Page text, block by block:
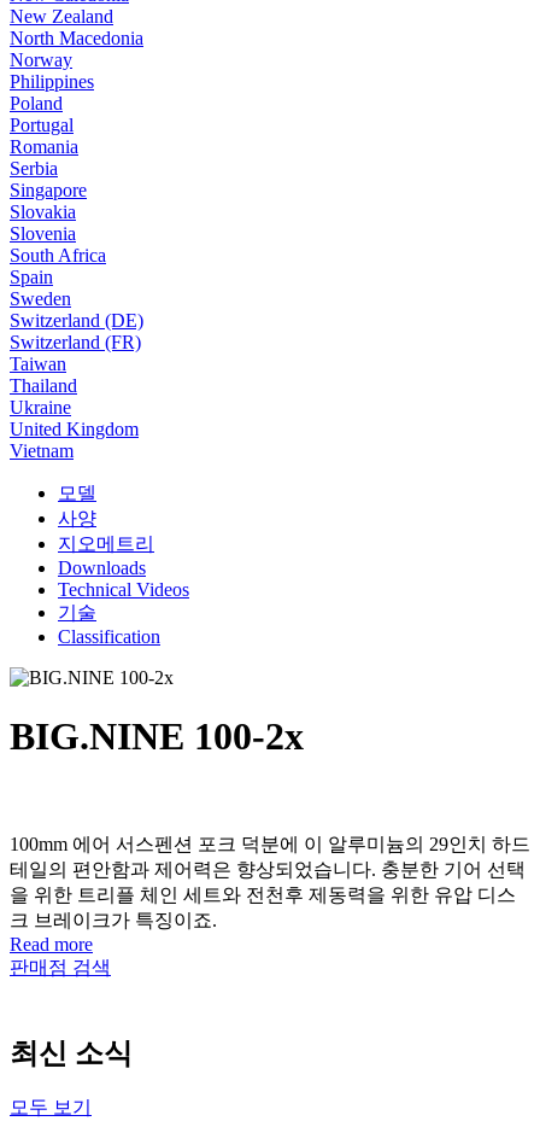
New Zealand
North Macedonia
Norway
Philippines
Poland
Portugal
Romania
Serbia
Singapore
Slovakia
Slovenia
South Africa
Spain
Sweden
Switzerland (DE)
Switzerland (FR)
Taiwan
Thailand
Ukraine
United Kingdom
Vietnam
모델
사양
지오메트리
Downloads
Technical Videos
기술
Classification
BIG.NINE 100-2x
100mm 에어 서스펜션 포크 덕분에 이 알루미늄의 29인치 하드
테일의 편안함과 제어력은 향상되었습니다. 충분한 기어 선택
을 위한 트리플 체인 세트와 전천후 제동력을 위한 유압 디스
크 브레이크가 특징이죠.
Read more
판매점 검색
최신 소식
모두 보기